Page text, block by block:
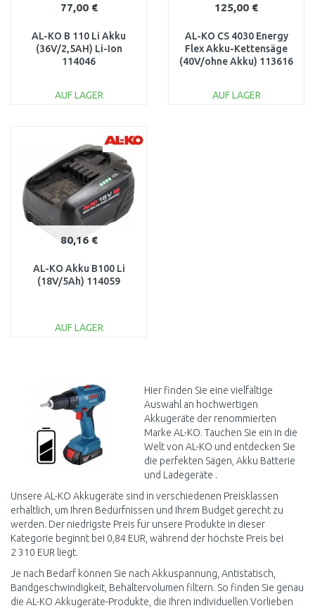
77,00 €
AL-KO B 110 Li Akku
(36V/2,5AH) Li-Ion
114046
AUF LAGER
Vergleichen
125,00 €
AL-KO CS 4030 Energy
Flex Akku-Kettensäge
(40V/ohne Akku) 113616
AUF LAGER
80,16 €
AL-KO Akku B100 Li
(18V/5Ah) 114059
AUF LAGER
Vergleichen
Hier finden Sie eine vielfältige
Auswahl an hochwertigen
Akkugeräte der renommierten
Marke AL-KO. Tauchen Sie ein in die
Welt von AL-KO und entdecken Sie
die perfekten Sägen, Akku Batterie
und Ladegeräte .
Unsere AL-KO Akkugeräte sind in verschiedenen Preisklassen
erhältlich, um Ihren Bedürfnissen und Ihrem Budget gerecht zu
werden. Der niedrigste Preis für unsere Produkte in dieser
Kategorie beginnt bei 0,84 EUR, während der höchste Preis bei
2 310 EUR liegt.
Je nach Bedarf können Sie nach Akkuspannung, Antistatisch,
Bandgeschwindigkeit, Behältervolumen filtern. So finden Sie genau
die AL-KO Akkugeräte-Produkte, die Ihren individuellen Vorlieben